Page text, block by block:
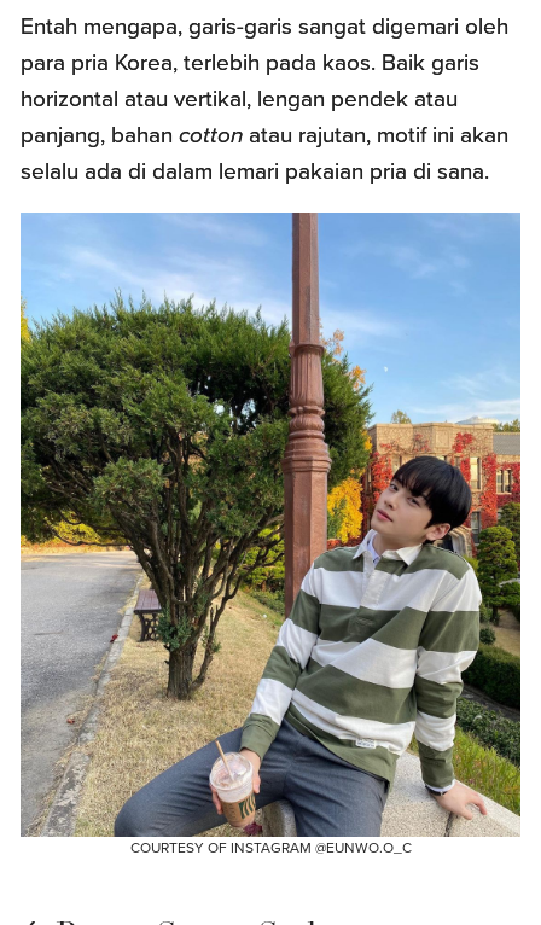
Entah mengapa, garis-garis sangat digemari oleh
para pria Korea, terlebih pada kaos. Baik garis
horizontal atau vertikal, lengan pendek atau
panjang, bahancotton atau rajutan, motif ini akan
selalu ada di dalam lemari pakaian pria di sana.
COURTESY OF INSTAGRAM @EUNWO.O_C